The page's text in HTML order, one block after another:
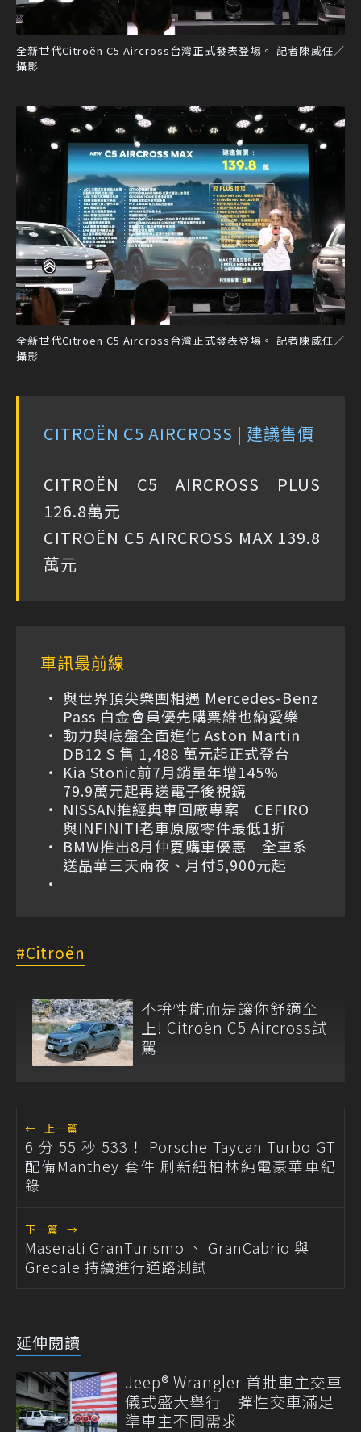
全新世代Citroën C5 Aircross台灣正式發表登場。 記者陳威任／
攝影
全新世代Citroën C5 Aircross台灣正式發表登場。 記者陳威任／
攝影
CITROËN C5 AIRCROSS | 建議售價
CITROËN C5 AIRCROSS PLUS
126.8萬元
CITROËN C5 AIRCROSS MAX 139.8
萬元
車訊最前線
與世界頂尖樂團相遇 Mercedes-Benz
Pass 白金會員優先購票維也納愛樂
動力與底盤全面進化 Aston Martin
DB12 S 售 1,488 萬元起正式登台
Kia Stonic前7月銷量年增145%
79.9萬元起再送電子後視鏡
NISSAN推經典車回廠專案 CEFIRO
與INFINITI老車原廠零件最低1折
BMW推出8月仲夏購車優惠 全車系
送晶華三天兩夜、月付5,900元起
Citroën
不拚性能而是讓你舒適至
上! Citroën C5 Aircross試
駕
← 上一篇
6 分 55 秒 533！ Porsche Taycan Turbo GT
配備Manthey 套件 刷新紐柏林純電豪華車紀
錄
下一篇 →
Maserati GranTurismo 、 GranCabrio 與
Grecale 持續進行道路測試
延伸閱讀
Jeep® Wrangler 首批車主交車
儀式盛大舉行 彈性交車滿足
準車主不同需求